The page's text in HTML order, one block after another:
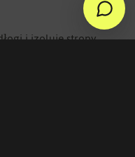
i izoluje stropy